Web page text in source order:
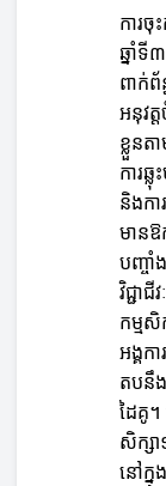
ការចុ
ឆ្នាំទី
ពាក់ព័
អនុវ
ខ្លួនត
ការឆ្
និងក
មាន
បញ្ច
វិជ្ជា
កម្ម
អង្គក
តបនឹង
ដៃគូ។
សិក្សា
នៅក្នុ